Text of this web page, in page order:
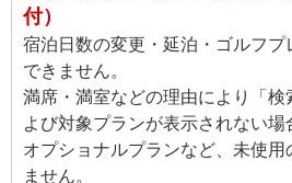
付）
宿泊日数の変更・延泊・ゴルフプ
できません。
満席・満室などの理由により「検
よび対象プランが表示されない場
オプショナルプランなど、未使用
ません。